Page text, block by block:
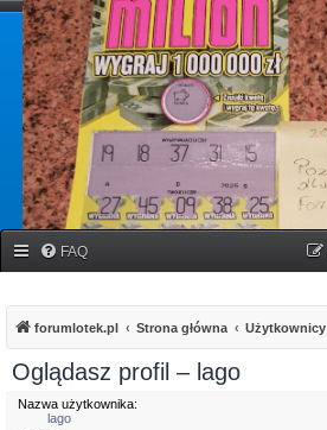
forumlotek.pl
Forum gier liczbowych
FAQ
forumlotek.pl Strona główna Użytkownicy
Oglądasz profil – lago
Nazwa użytkownika:
lago